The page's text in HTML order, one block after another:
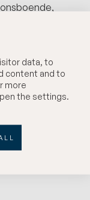
data, to
content and to
more
the settings.
på ett
badrum,
tvättstuga som
värmer den